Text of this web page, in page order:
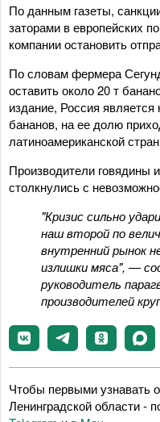
По данным газеты,
заторами в европейских
компании остановить
По словам фермера
оставить около 20 т
издание, Россия
бананов, на ее долю
латиноамериканской
Производители говядины
столкнулись с
"Кризис сильно
наш второй по
внутренний рынок
излишки мяса", —
руководитель
производителей
Чтобы первыми узнавать
Ленинградской области -